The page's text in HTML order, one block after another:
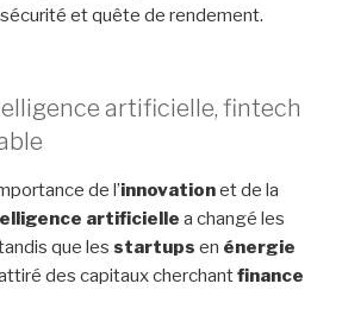
et quête de rendement.
artificielle, fintech
de l’innovationet de la
artificielle a changé les
que les startups en énergie
des capitaux cherchantfinance